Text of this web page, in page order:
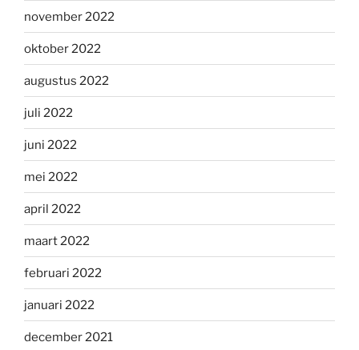
november 2022
oktober 2022
augustus 2022
juli 2022
juni 2022
mei 2022
april 2022
maart 2022
februari 2022
januari 2022
december 2021